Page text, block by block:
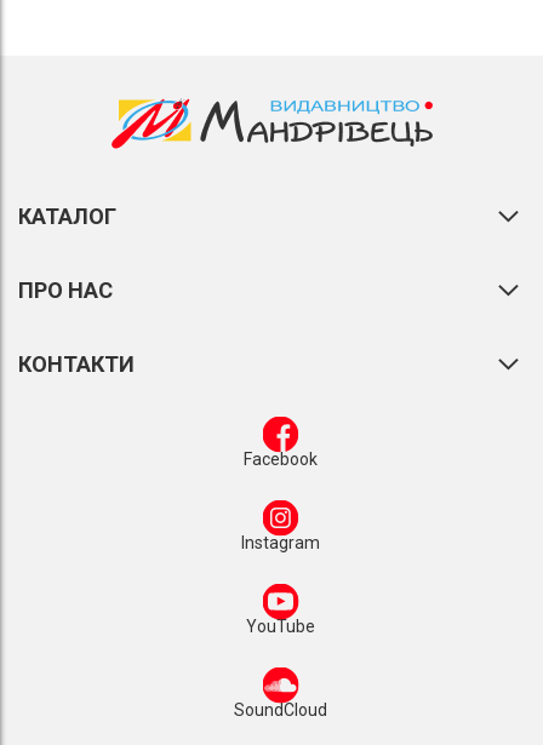
КАТАЛОГ
ПРО НАС
КОНТАКТИ
Facebook
Instagram
YouTube
SoundCloud